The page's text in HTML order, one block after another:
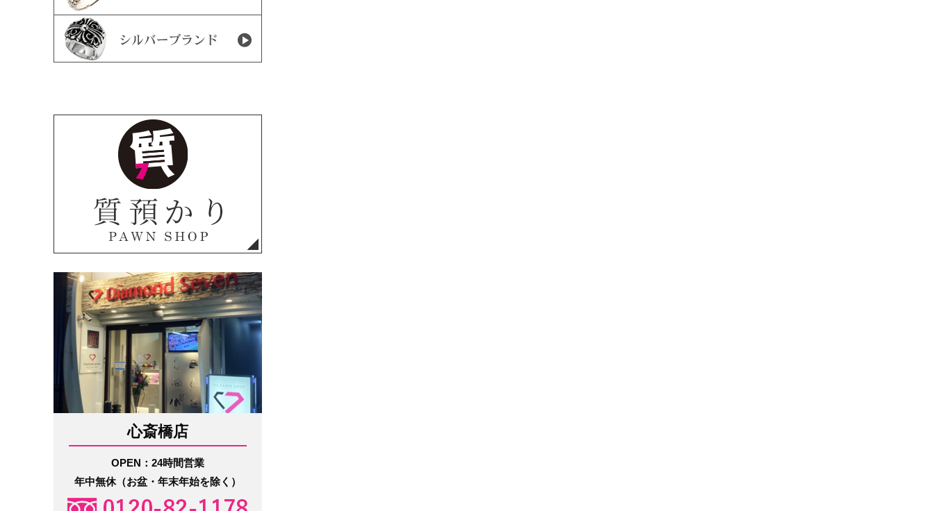
心斎橋店
OPEN：24時間営業
年中無休（お盆・年末年始を除く）